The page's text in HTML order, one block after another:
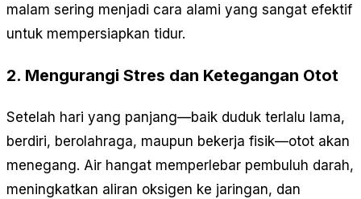
malam sering menjadi cara alami yang sangat efektif
untuk mempersiapkan tidur.
2. Mengurangi Stres dan Ketegangan Otot
Setelah hari yang panjang—baik duduk terlalu lama,
berdiri, berolahraga, maupun bekerja fisik—otot akan
menegang. Air hangat memperlebar pembuluh darah,
meningkatkan aliran oksigen ke jaringan, dan